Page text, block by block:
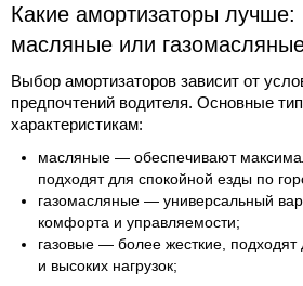
Какие амортизаторы лучше:
масляные или
Выбор амортизаторов зависит от
предпочтений водителя. Основные
характеристикам:
масляные — обеспечивают
подходят для спокойной езды по
газомасляные — универсальный
комфорта и управляемости;
газовые — более жесткие, подходят
и высоких нагрузок;